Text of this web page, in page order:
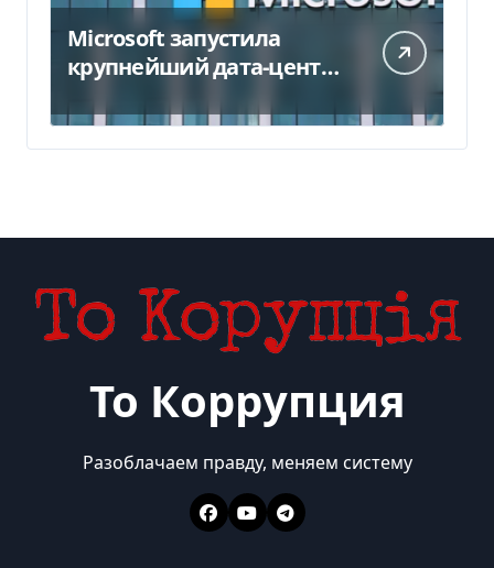
Microsoft запустила
крупнейший дата-центр
миллиарда
То Коррупция
Разоблачаем правду, меняем систему